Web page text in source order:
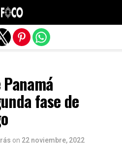
fase de
on 22 noviembre, 2022
versión móvil